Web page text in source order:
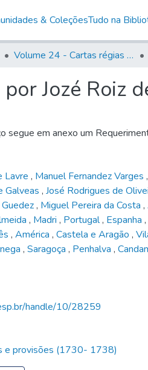
& ColeçõesTudo na
Volume 24 - Cartas régias e provisões (1730- 1738)
Jozé Roiz
segue em anexo um
Lavre , Manuel Fernandez Varges ,
Galveas , José Rodrigues de
, Miguel Pereira da Costa ,
, Madri , Portugal, Espanha ,
, América , Castela e Aragão ,
, Saragoça , Penhalva ,
handle/10/28259
e provisões (1730- 1738)